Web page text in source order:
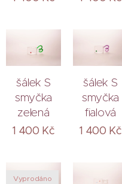
šálek S
smyčka
zelená
1 400 Kč
šálek S
smyčka
fialová
1 400 Kč
Vyprodáno